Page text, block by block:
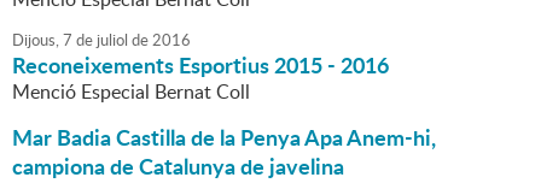
Dijous,7 de juliol de2016
Reconeixements Esportius 2015 - 2016
Menció Especial Bernat Coll
Mar Badia Castilla de la Penya Apa Anem-hi,
campiona de Catalunya de javelina